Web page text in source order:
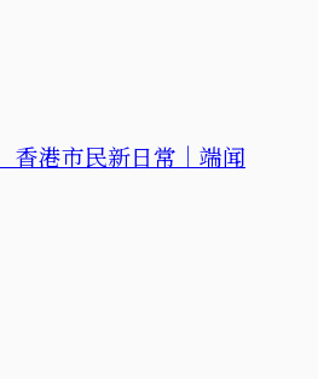
香港市民新日常｜端闻